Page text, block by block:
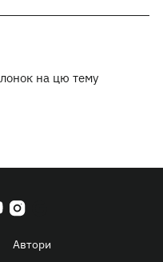
на цю тему
Автори